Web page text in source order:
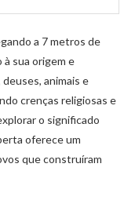
a 7 metros de
sua origem e
animais e
crenças religiosas e
o significado
oferece um
que construíram